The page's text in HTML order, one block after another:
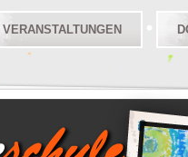
VERANSTALTUNGEN